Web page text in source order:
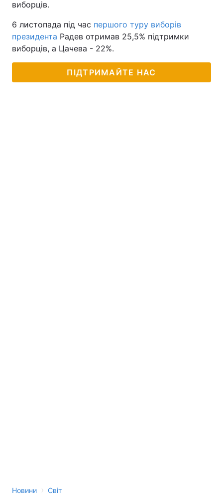
виборців.
6 листопада під час першого туру виборів
президента Радев отримав 25,5% підтримки
виборців, а Цачева - 22%.
ПІДТРИМАЙТЕ НАС
Новини › Світ